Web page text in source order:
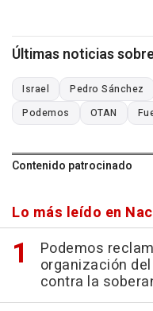
Últimas noticias
Israel Pedro Sánchez
Podemos
OTAN
Contenido patrocinado
Lo más leído en
Podemos
organización
contra la